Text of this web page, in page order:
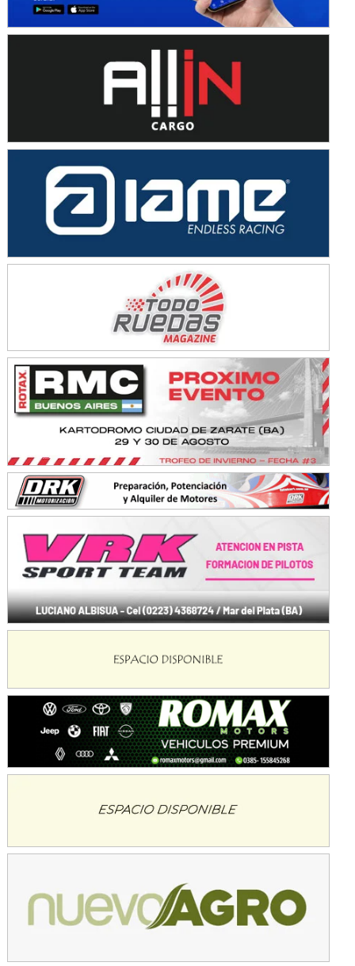
KDO - F6
Trenque Lauquen (Buenos Aires)
ENTRERRIANO - F6 (POSTERGADA)
Parque de la Velocidad (Asfalto)
VICTORIENSE - F7
El Cerro (Tierra)
Victoria (Entre Ríos)
PATAGONICO - F6
Moto Club Reginense (Tierra)
NORESTE SANTAFESINO - F6
Avellaneda (Santa Fe)
SUR SANTAFESINO - F4
José Samuel Sánchez (Tierra)
Juan Navarro (Asfalto)
El Timbó (Tucumán)